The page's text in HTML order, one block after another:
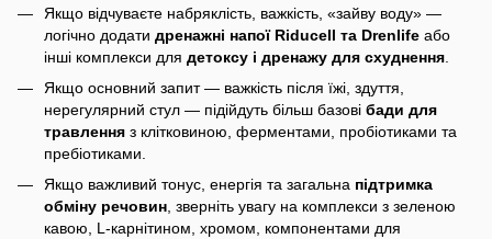
Якщо відчуваєте набряклість, важкість, «зайву воду» —
логічно додати дренажні напої Riducell та Drenlife або
інші комплекси для детоксу і дренажу для схуднення
Якщо основний запит — важкість після їжі, здуття,
нерегулярний стул — підійдуть більш базові бади для
травлення з клітковиною, ферментами, пробіотиками та
пребіотиками.
Якщо важливий тонус, енергія та загальна підтримка
обміну речовин, зверніть увагу на комплекси з зеленою
кавою, L-карнітином, хромом, компонентами для